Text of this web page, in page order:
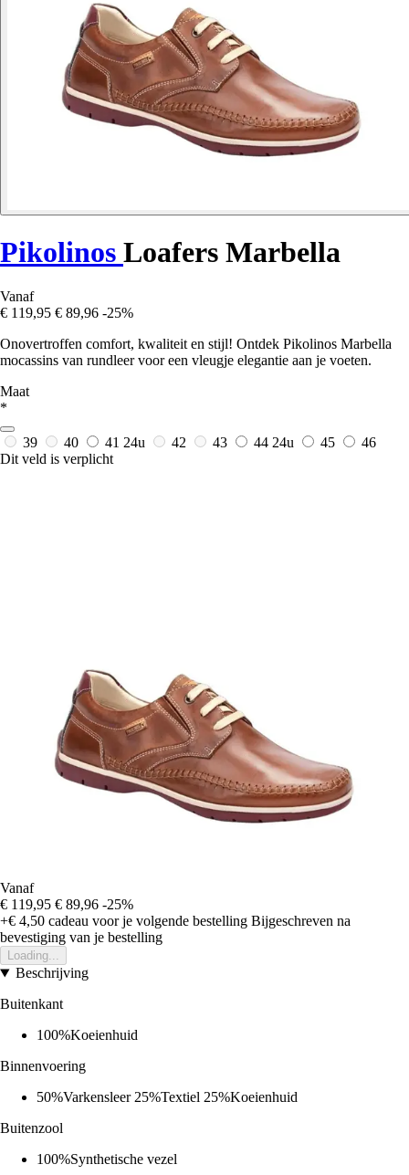
Pikolinos Loafers Marbella
Vanaf
€ 119,95 € 89,96 -25%
Onovertroffen comfort, kwaliteit en stijl! Ontdek Pikolinos Marbella
mocassins van rundleer voor een vleugje elegantie aan je voeten.
Maat
*
39 40 41 24u 42 43 44 24u 45
46
Dit veld is verplicht
Vanaf
€ 119,95 € 89,96 -25%
+€ 4,50 cadeau voor je volgende bestelling Bijgeschreven na
bevestiging van je bestelling
Loading...
Beschrijving
Buitenkant
100%Koeienhuid
Binnenvoering
50%Varkensleer 25%Textiel 25%Koeienhuid
Buitenzool
100%Synthetische vezel